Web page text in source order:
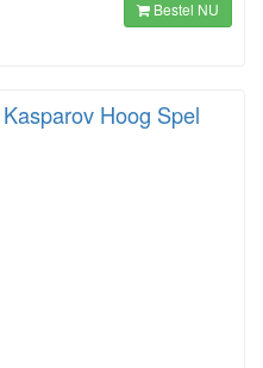
Bestel NU
Hoog Spel